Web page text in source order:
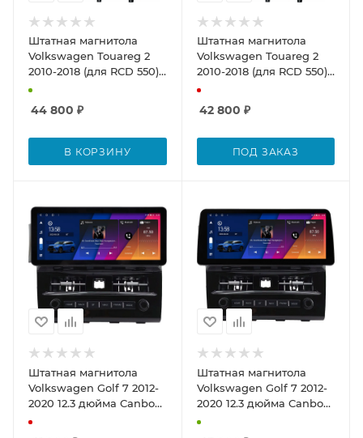
Штатная магнитола
Volkswagen Touareg 2
2010-2018 (для RCD 550)
12.3 дюйма Canbox H-
Line 7813-0241 на
Android 10 (4G-SIM, 4/32,
44 800 ₽
В КОРЗИНУ
Штатная магнитола
Volkswagen Touareg 2
2010-2018 (для RCD 550)
12.3 дюйма Canbox H-
Line 7816-0241 на
Android 10 (4G-SIM, 4/32,
42 800 ₽
ПОД ЗАКАЗ
Штатная магнитола
Volkswagen Golf 7 2012-
2020 12.3 дюйма Canbox
H-Line 7816-0588 на
Штатная магнитола
Volkswagen Golf 7 2012-
2020 12.3 дюйма Canbox
H-Line 7813-0588 на